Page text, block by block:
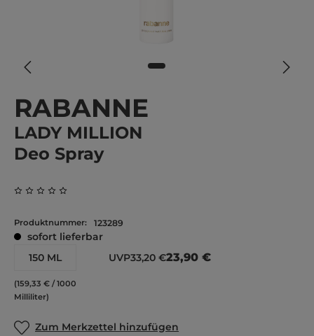
RABANNE
LADY MILLION
Deo Spray
Produktnummer: 123289
sofort lieferbar
150 ML
(159,33 € / 1000
Milliliter)
UVP33,20 €23,90 €
Zum Merkzettel hinzufügen